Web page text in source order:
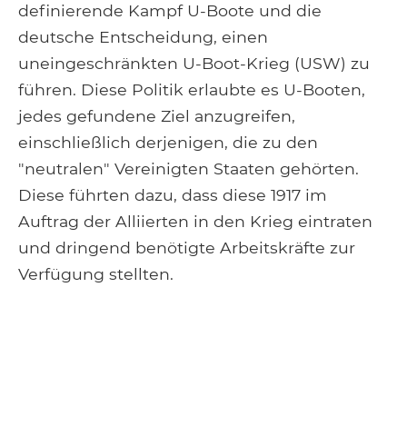
definierende Kampf U-Boote und die
deutsche Entscheidung, einen
uneingeschränkten U-Boot-Krieg (USW) zu
führen. Diese Politik erlaubte es U-Booten,
jedes gefundene Ziel anzugreifen,
einschließlich derjenigen, die zu den
"neutralen" Vereinigten Staaten gehörten.
Diese führten dazu, dass diese 1917 im
Auftrag der Alliierten in den Krieg eintraten
und dringend benötigte Arbeitskräfte zur
Verfügung stellten.